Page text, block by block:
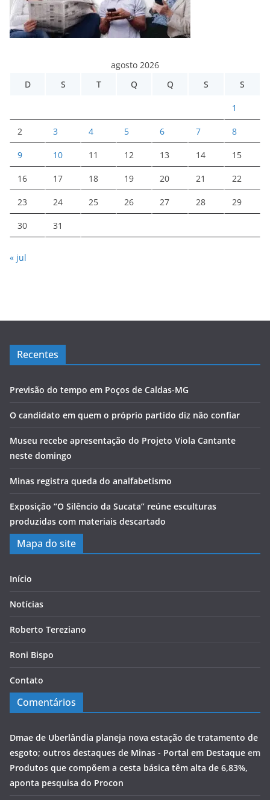
agosto 2026
D
S T Q Q S S
1
2 3 4 5 6 7 8
9 10 11 12 13 14 15
16 17 18 19 20 21 22
23 24 25 26 27 28 29
30 31
« jul
Recentes
Previsão do tempo em Poços de Caldas-MG
O candidato em quem o próprio partido diz não confiar
Museu recebe apresentação do Projeto Viola Cantante
neste domingo
Minas registra queda do analfabetismo
Exposição “O Silêncio da Sucata” reúne esculturas
produzidas com materiais descartado
Mapa do site
Início
Notícias
Roberto Tereziano
Roni Bispo
Contato
Comentários
Dmae de Uberlândia planeja nova estação de tratamento de
esgoto; outros destaques de Minas - Portal em Destaque em
Produtos que compõem a cesta básica têm alta de 6,83%,
aponta pesquisa do Procon